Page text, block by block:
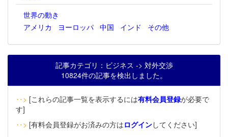
世界の動き
アメリカ
ヨーロッパ 中国 インド その他
記事カテゴリ：ビジネス -> 対外交渉
10824件の記事を検出しました。
‥> [これらの記事一覧を表示するには有料会員登録が必要で
す]
‥> [有料会員登録がお済みの方はログインしてください]